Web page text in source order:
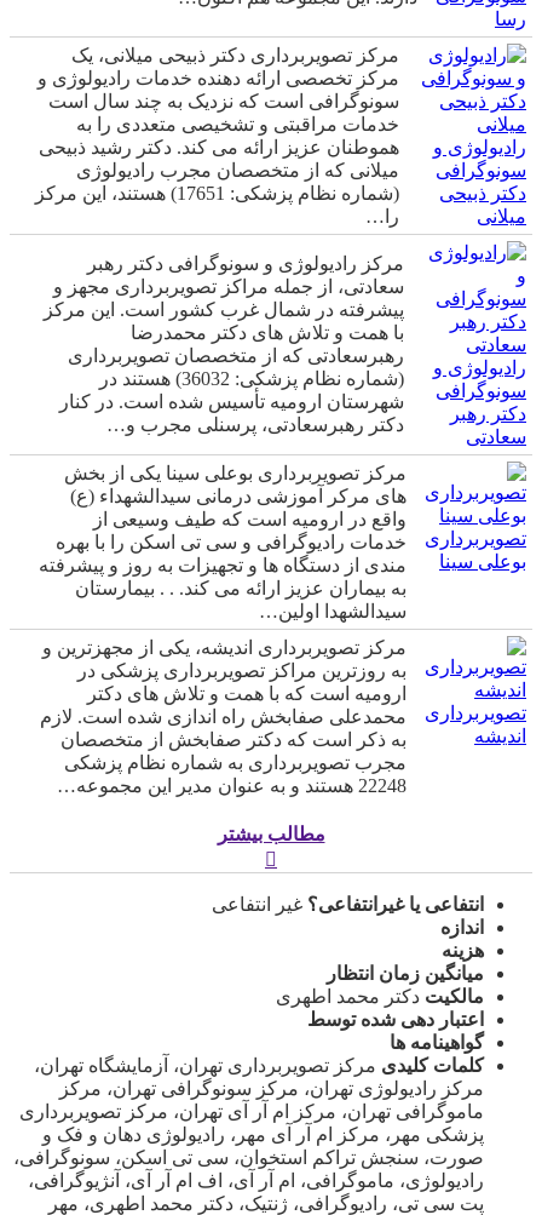
رسا
رادیولوژی و
سونوگرافی
دکتر ذبیحی
میلانی
مرکز تصویربرداری دکتر ذبیحی میلانی، یک
مرکز تخصصی ارائه دهنده خدمات رادیولوژی و
سونوگرافی است که نزدیک به چند سال است
خدمات مراقبتی و تشخیصی متعددی را به
هموطنان عزیز ارائه می کند. دکتر رشید ذبیحی
میلانی که از متخصصان مجرب رادیولوژی
(شماره نظام پزشکی: 17651) هستند، این مرکز
را…
رادیولوژی و
سونوگرافی
دکتر رهبر
سعادتی
مرکز رادیولوژی و سونوگرافی دکتر رهبر
سعادتی، از جمله مراکز تصویربرداری مجهز و
پیشرفته در شمال غرب کشور است. این مرکز
با همت و تلاش های دکتر محمدرضا
رهبرسعادتی که از متخصصان تصویربرداری
(شماره نظام پزشکی: 36032) هستند در
شهرستان ارومیه تأسیس شده است. در کنار
دکتر رهبرسعادتی، پرسنلی مجرب و…
تصویربرداری
بوعلی سینا
مرکز تصویربرداری بوعلی سینا یکی از بخش
های مرکر آموزشی درمانی سيدالشهداء (ع)
واقع در ارومیه است که طیف وسیعی از
خدمات رادیوگرافی و سی تی اسکن را با بهره
مندی از دستگاه ها و تجهیزات به روز و پیشرفته
به بیماران عزیز ارائه می کند. . . بیمارستان
سیدالشهدا اولین…
تصویربرداری
اندیشه
مرکز تصویربرداری اندیشه، یکی از مجهزترین و
به روزترین مراکز تصویربرداری پزشکی در
ارومیه است که با همت و تلاش های دکتر
محمدعلی صفابخش راه اندازی شده است. لازم
به ذکر است که دکتر صفابخش از متخصصان
مجرب تصویربرداری به شماره نظام پزشکی
22248 هستند و به عنوان مدیر این مجموعه…
مطالب بیشتر
انتفاعی یا غیرانتفاعی؟ غیر انتفاعی
اندازه
هزینه
میانگین زمان انتظار
مالکیت دکتر محمد اطهری
اعتبار دهی شده توسط
گواهینامه ها
کلمات کلیدی مرکز تصویربرداری تهران، آزمایشگاه تهران،
مرکز رادیولوژی تهران، مرکز سونوگرافی تهران، مرکز
ماموگرافی تهران، مرکز ام آر آی تهران، مرکز تصویربرداری
پزشکی مهر، مرکز ام آر آی مهر، رادیولوژی دهان و فک و
صورت، سنجش تراکم استخوان، سی تی اسکن، سونوگرافی،
رادیولوژی، ماموگرافی، ام آر آی، اف ام آر آی، آنژیوگرافی،
پت سی تی، رادیوگرافی، ژنتیک، دکتر محمد اطهری، مهر